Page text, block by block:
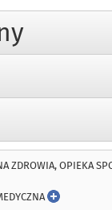
ZDROWIA, OPIEKA